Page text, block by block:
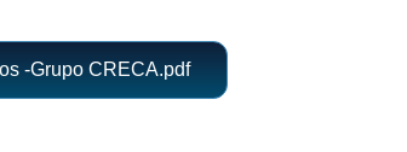
-Grupo CRECA.pdf